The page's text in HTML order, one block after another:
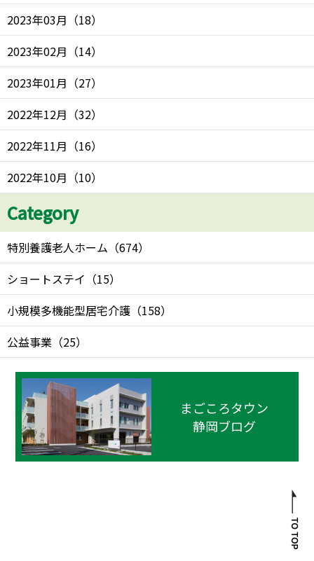
2023年03月 （18）
2023年02月 （14）
2023年01月 （27）
2022年12月 （32）
2022年11月 （16）
2022年10月 （10）
Category
特別養護老人ホーム （674）
ショートステイ （15）
小規模多機能型居宅介護 （158）
公益事業 （25）
まごころタウン
静岡ブログ